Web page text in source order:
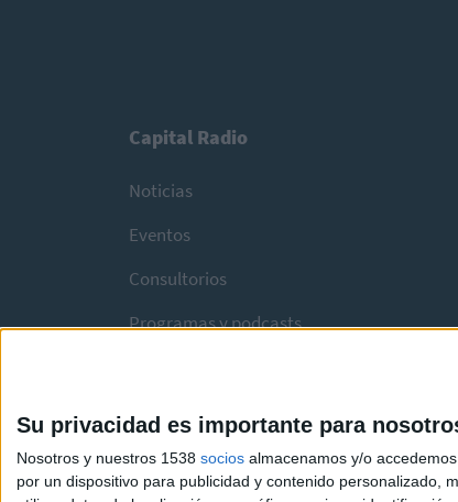
Su privacidad es importante para
Nosotros y nuestros 1538 socios almacenamos y/o
por un dispositivo para publicidad y contenido personalizado,
Capital Radio
Noticias
Eventos
Consultorios
Programas y podcasts